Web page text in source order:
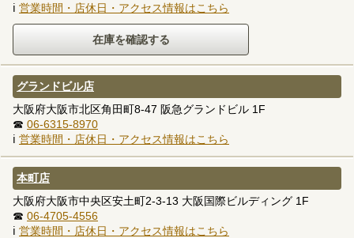
ℹ 営業時間・店休日・アクセス情報はこちら
グランドビル店
大阪府大阪市北区角田町8-47 阪急グランドビル 1F
☎ 06-6315-8970
ℹ 営業時間・店休日・アクセス情報はこちら
本町店
大阪府大阪市中央区安土町2-3-13 大阪国際ビルディング 1F
☎ 06-4705-4556
ℹ 営業時間・店休日・アクセス情報はこちら